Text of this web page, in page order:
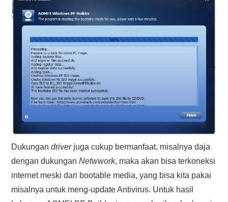
Dukungandriverjuga cukup bermanfaat, misalnya daja
dengan dukunganNetwwork, maka akan bisa terkoneksi
internet meski dari bootable media, yang bisa kita pakai
misalnya untuk meng-update Antivirus. Untuk hasil